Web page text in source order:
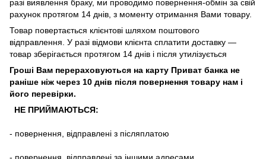
разі виявлення браку, ми проводимо повернення-обмін за свій
рахунок протягом 14 днів з моменту отримання Вами товару.
Товар повертається клієнтові шляхом поштового
відправлення. У разі відмови клієнта сплатити доставку ―
товар зберігається протягом 14 днів і після утилізується
Гроші Вам перераховуються на карту Приват банка не
раніше ніж через 10 днів після повернення товару нам і
його перевірки.
НЕ ПРИЙМАЮТЬСЯ:
- повернення відправлені з післяплатою